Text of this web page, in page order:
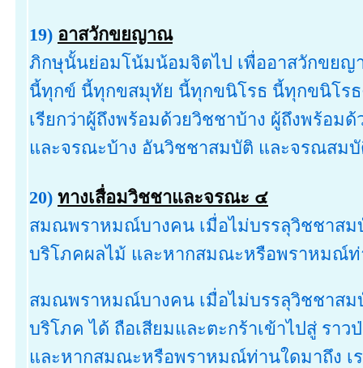
19) อาสวักขยญาณ
ภิกษุนั้นย่อมโน้มน้อมจิตไป เพื่ออาสวักขยญ
นี้ทุกข์ นี้ทุกขสมุทัย นี้ทุกขนิโรธ นี้ทุกขนิโร
เรียกว่าผู้ถึงพร้อมด้วยวิชชาบ้าง ผู้ถึงพร้อม
และจรณะบ้าง อันวิชชาสมบัติ และจรณสม
20) ทางเสื่อมวิชชาและจรณะ ๔
สมณพราหมณ์บางคน เมื่อไม่บรรลุวิชชาสม
บริโภคผลไม้ และหากสมณะหรือพราหมณ์ท่
สมณพราหมณ์บางคน เมื่อไม่บรรลุวิชชาส
บริโภค ได้ ถือเสียมและตะกร้าเข้าไปสู่ รา
และหากสมณะหรือพราหมณ์ท่านใดมาถึง เ